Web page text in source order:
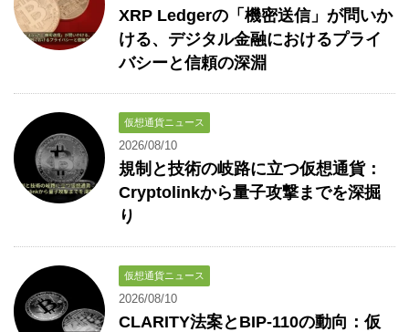
XRP Ledgerの「機密送信」が問いか
ける、デジタル金融におけるプライ
バシーと信頼の深淵
仮想通貨ニュース
2026/08/10
規制と技術の岐路に立つ仮想通貨：
Cryptolinkから量子攻撃までを深掘
り
仮想通貨ニュース
2026/08/10
CLARITY法案とBIP-110の動向：仮